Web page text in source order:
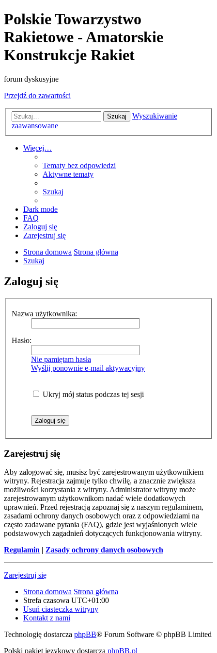
Polskie Towarzystwo
Rakietowe - Amatorskie
Konstrukcje Rakiet
forum dyskusyjne
Przejdź do zawartości
Szukaj
Wyszukiwanie
zaawansowane
Więcej…
Tematy bez odpowiedzi
Aktywne tematy
Szukaj
Dark mode
FAQ
Zaloguj się
Zarejestruj się
Strona domowa Strona główna
Szukaj
Zaloguj się
Nazwa użytkownika:
Hasło:
Nie pamiętam hasła
Wyślij ponownie e-mail aktywacyjny
Ukryj mój status podczas tej sesji
Zarejestruj się
Aby zalogować się, musisz być zarejestrowanym użytkownikiem
witryny. Rejestracja zajmuje tylko chwilę, a znacznie zwiększa
możliwości korzystania z witryny. Administrator witryny może
zarejestrowanym użytkownikom nadać wiele dodatkowych
uprawnień. Przed rejestracją zapoznaj się z naszym regulaminem,
zasadami ochrony danych osobowych oraz z odpowiedziami na
często zadawane pytania (FAQ), gdzie jest wyjaśnionych wiele
podstawowych zagadnień dotyczących funkcjonowania witryny.
Regulamin | Zasady ochrony danych osobowych
Zarejestruj się
Strona domowa Strona główna
Strefa czasowa UTC+01:00
Usuń ciasteczka witryny
Kontakt z nami
Technologię dostarcza phpBB® Forum Software © phpBB Limited
Polski pakiet językowy dostarcza phpBB.pl